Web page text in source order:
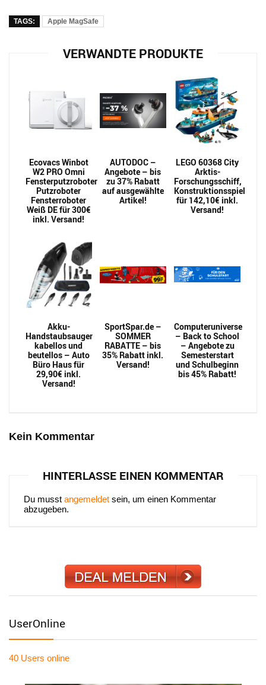
TAGS: Apple MagSafe
VERWANDTE PRODUKTE
Ecovacs Winbot
W2 PRO Omni
Fensterputzroboter
Putzroboter
Fensterroboter
Weiß DE für 300€
inkl. Versand!
AUTODOC –
Angebote – bis
zu 37% Rabatt
auf ausgewählte
Artikel!
LEGO 60368 City
Arktis-
Forschungsschiff,
Konstruktionsspielzeug
für 142,10€ inkl.
Versand!
Akku-
Handstaubsauger
kabellos und
beutellos – Auto
Büro Haus für
29,90€ inkl.
Versand!
SportSpar.de –
SOMMER
RABATTE – bis
35% Rabatt inkl.
Versand!
Computeruniverse
– Back to School
– Angebote zu
Semesterstart
und Schulbeginn
bis 45% Rabatt!
Kein Kommentar
HINTERLASSE EINEN KOMMENTAR
Du musst angemeldet sein, um einen Kommentar
abzugeben.
UserOnline
40 Users online